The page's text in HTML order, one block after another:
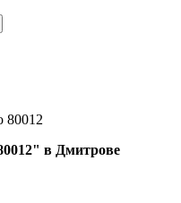
80012
в Дмитрове